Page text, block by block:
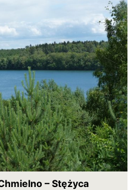
– Stężyca